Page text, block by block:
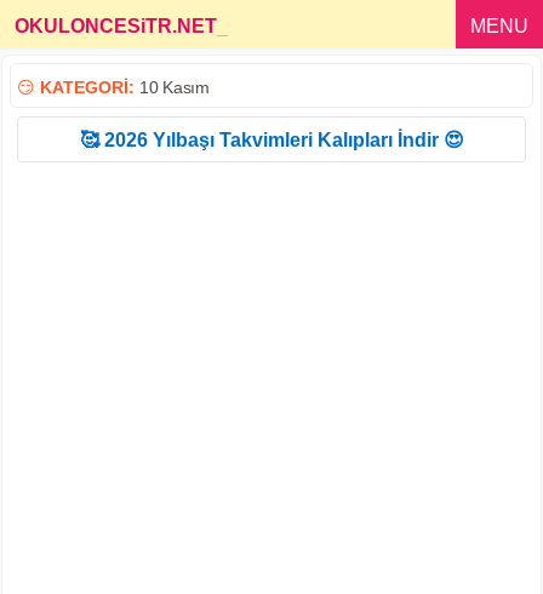
OKULONCESiTR.NET MENU
😏 KATEGORİ: 10 Kasım
🥰 2026 Yılbaşı Takvimleri Kalıpları İndir 😍